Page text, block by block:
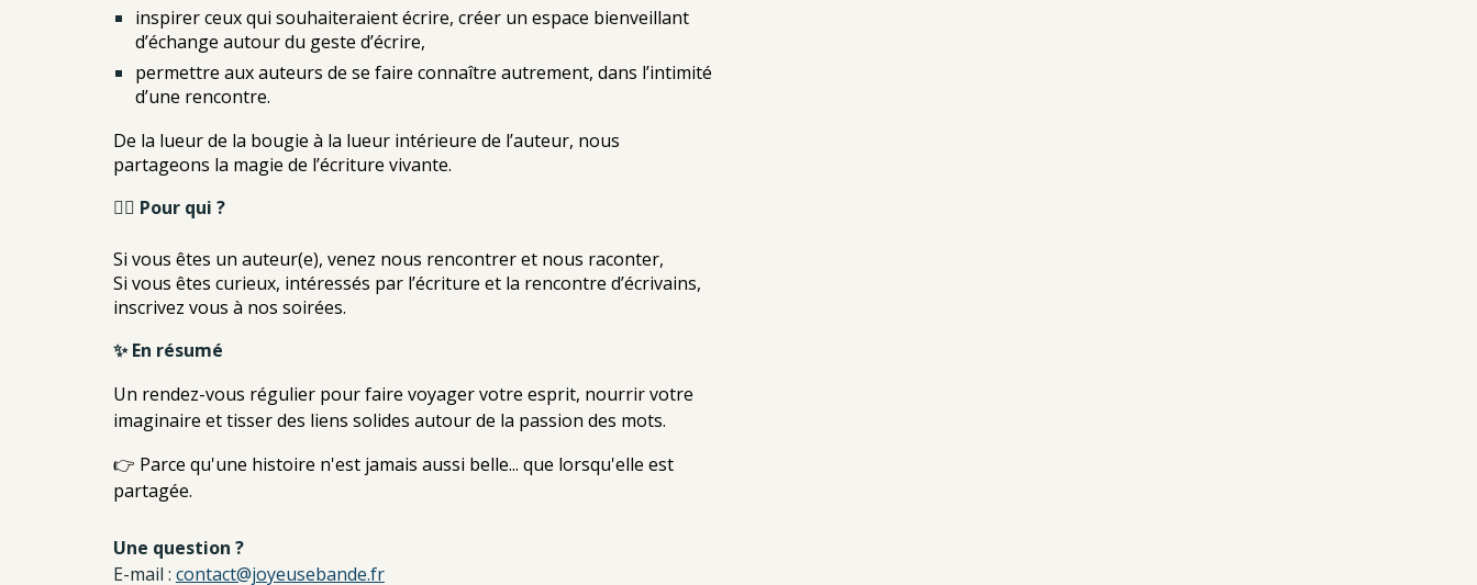
inspirer ceux qui souhaiteraient écrire, créer un espace bienveillant
d’échange autour du geste d’écrire,
permettre aux auteurs de se faire connaître autrement, dans l’intimité
d’une rencontre.
De la lueur de la bougie à la lueur intérieure de l’auteur, nous
partageons la magie de l’écriture vivante.
🙋‍♀️ Pour qui ?
Si vous êtes un auteur(e), venez nous rencontrer et nous raconter,
Si vous êtes curieux, intéressés par l’écriture et la rencontre d’écrivains,
inscrivez vous à nos soirées.
✨ En résumé
Un rendez-vous régulier pour faire voyager votre esprit, nourrir votre
imaginaire et tisser des liens solides autour de la passion des mots.
👉 Parce qu'une histoire n'est jamais aussi belle... que lorsqu'elle est
partagée.
Une question ?
E-mail : contact@joyeusebande.fr